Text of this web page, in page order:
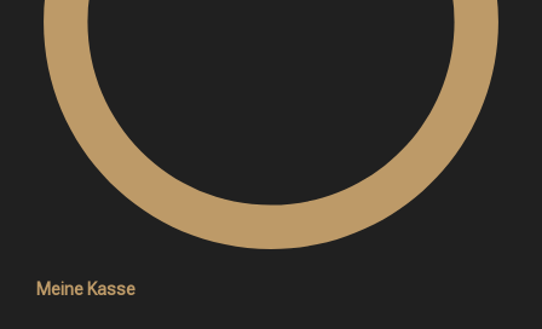
Meine Kasse